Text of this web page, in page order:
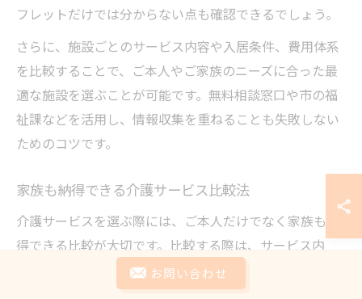
フレットだけでは分からない点も確認できるでしょう。
さらに、施設ごとのサービス内容や入居条件、費用体系
を比較することで、ご本人やご家族のニーズに合った最
適な施設を選ぶことが可能です。無料相談窓口や市の福
祉課などを活用し、情報収集を重ねることも失敗しない
ためのコツです。
家族も納得できる介護サービス比較法
介護サービスを選ぶ際には、ご本人だけでなく家族も納
得できる比較が大切です。比較する際は、サービス内
容・利用可能な時間帯・対応できる医療ニーズ・施設の
立地・費用など、客観的な基準を設けて整理しましょ
お問い合わせ